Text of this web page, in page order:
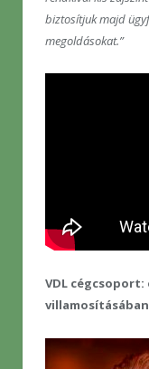
biztosítjuk majd
megoldásokat.”
VDL
villamosításában